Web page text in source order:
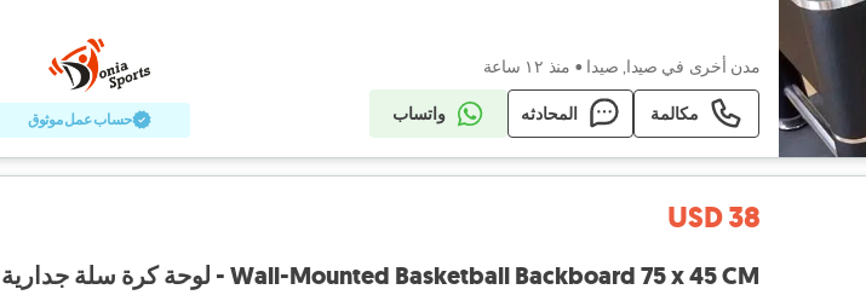
مدن أخرى في صيدا, صيدا • منذ ١٢ ساعة
مكالمة المحادثه واتساب حساب عمل موثوق
USD 38
Wall-Mounted Basketball Backboard 75 x 45 CM - لوحة كرة سلة جدارية